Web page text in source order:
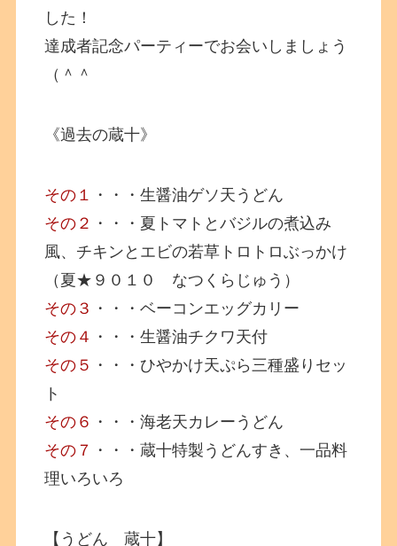
した！
達成者記念パーティーでお会いしましょう
（＾＾
《過去の蔵十》
その１ ・・・生醤油ゲソ天うどん
その２ ・・・夏トマトとバジルの煮込み
風、チキンとエビの若草トロトロぶっかけ
（夏★９０１０ なつくらじゅう）
その３ ・・・ベーコンエッグカリー
その４ ・・・生醤油チクワ天付
その５ ・・・ひやかけ天ぷら三種盛りセッ
ト
その６ ・・・海老天カレーうどん
その７ ・・・蔵十特製うどんすき、一品料
理いろいろ
【うどん 蔵十】